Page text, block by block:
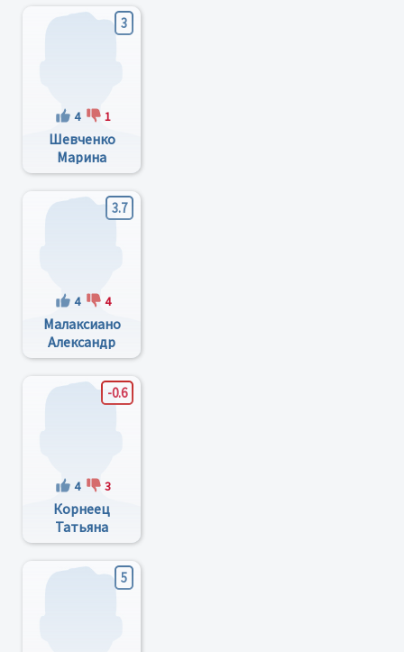
3
4 1
Шевченко
Марина
Игоревна
3.7
4 4
Малаксиано
Александр
Антоньевич
-0.6
4 3
Корнеец
Татьяна
Евгеньевна
5